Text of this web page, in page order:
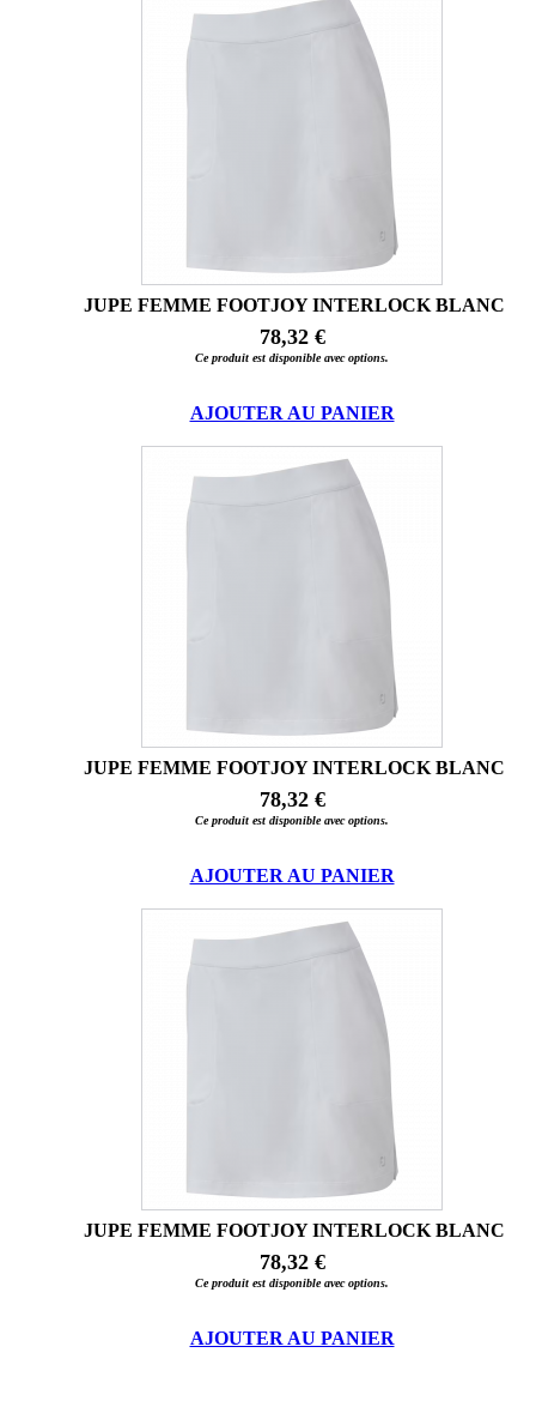
JUPE FEMME FOOTJOY INTERLOCK BLANC
78,32 €
Ce produit est disponible avec options.
AJOUTER AU PANIER
JUPE FEMME FOOTJOY INTERLOCK BLANC
78,32 €
Ce produit est disponible avec options.
AJOUTER AU PANIER
JUPE FEMME FOOTJOY INTERLOCK BLANC
78,32 €
Ce produit est disponible avec options.
AJOUTER AU PANIER